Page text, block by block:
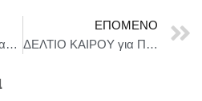
Μνημόνιο Συνεργασίας μεταξύ του Δήμου Πειραιά και της ΕΔΥΤΕ Α.Ε. για την Προώθηση του Ψηφιακού Μετασχηματισμού και της Καινοτομίας
ΕΠΌΜΕΝΟ
ΔΕΛΤΙΟ ΚΑΙΡΟΥ για Πέμπτη 5/6